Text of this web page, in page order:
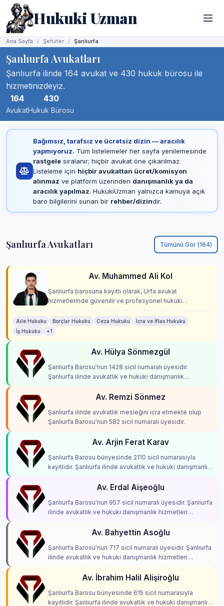
Hukuki Uzman
Ana Sayfa Şehirler Şanlıurfa
Şanlıurfa Avukatları
Şanlıurfa ilinde 164 avukat ve 430 hukuk bürosu ile
hizmetinizdeyiz.
164
Avukat
430
Hukuk Bürosu
Bağımsız, tarafsız ve ücretsiz dizin — aracılık
yapmıyoruz. Tüm listelemeler her sayfa yenilemesinde
rastgelesıralanır; hiçbir avukat öne çıkarılmaz.
Listeleme için hiçbir avukattan ücret/komisyon
alınmaz ve platform üzerinden danışmanlık ya da
aracılık yapılmaz. HukukiUzman yalnızca kamuya açık
baro bilgilerini sunan bir rehber/dizindir.
Şanlıurfa Avukatları Tümünü Gör (164)
Av. Muhammed Ali Kol
Şanlıurfa barosuna kayıtlı olarak, Urfa avukat
hizmetlerinde güvenilir ve profesyonel hukuki
Aile Hukuku Borçlar Hukuku Ceza Hukuku
İcra ve İflas Hukuku
İş Hukuku
+1
Av. Hülya Sönmezgül
Şanlıurfa Barosu'nun 1428 sicil numaralı üyesidir.
Şanlıurfa ilinde avukatlık ve hukuki danışmanlık
Av. Remzi Sönmez
Şanlıurfa ilinde avukatlık mesleğini icra etmekte olup
Şanlıurfa Barosu'nun 582 sicil numaralı üyesidir.
Av. Arjin Ferat Karav
Şanlıurfa Barosu bünyesinde 2110 sicil numarasıyla
kayıtlıdır. Şanlıurfa ilinde avukatlık ve hukuki danışmanlık
Av. Erdal Aişeoğlu
Şanlıurfa Barosu'nun 957 sicil numaralı üyesidir. Şanlıurfa
ilinde avukatlık ve hukuki danışmanlık hizmetleri
Av. Bahyettin Asoğlu
Şanlıurfa Barosu'nun 717 sicil numaralı üyesidir. Şanlıurfa
ilinde avukatlık ve hukuki danışmanlık hizmetleri
Av. İbrahim Halil Alişiroğlu
Şanlıurfa Barosu bünyesinde 615 sicil numarasıyla
kayıtlıdır. Şanlıurfa ilinde avukatlık ve hukuki danışmanlık